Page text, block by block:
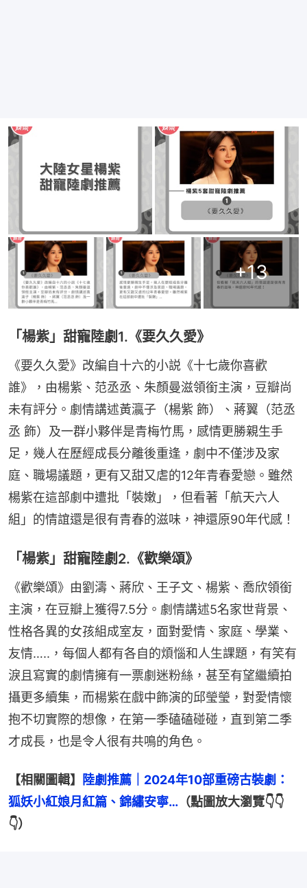
+13
「楊紫」甜寵陸劇1.《要久久愛》
《要久久愛》改編自十六的小説《十七歲你喜歡
誰》，由楊紫、范丞丞、朱顏曼滋領銜主演，豆瓣尚
未有評分。劇情講述黃瀛子（楊紫 飾）、蔣翼（范丞
丞 飾）及一群小夥伴是青梅竹馬，感情更勝親生手
足，幾人在歷經成長分離後重逢，劇中不僅涉及家
庭、職場議題，更有又甜又虐的12年青春愛戀。雖然
楊紫在這部劇中遭批「裝嫩」，但看著「航天六人
組」的情誼還是很有青春的滋味，神還原90年代感！
「楊紫」甜寵陸劇2.《歡樂頌》
《歡樂頌》由劉濤、蔣欣、王子文、楊紫、喬欣領銜
主演，在豆瓣上獲得7.5分。劇情講述5名家世背景、
性格各異的女孩組成室友，面對愛情、家庭、學業、
友情…..，每個人都有各自的煩惱和人生課題，有笑有
淚且寫實的劇情擁有一票劇迷粉絲，甚至有望繼續拍
攝更多續集，而楊紫在戲中飾演的邱瑩瑩，對愛情懷
抱不切實際的想像，在第一季磕磕碰碰，直到第二季
才成長，也是令人很有共鳴的角色。
【相關圖輯】
陸劇推薦｜2024年10部重磅古裝劇：
狐妖小紅娘月紅篇、錦繡安寧… （點圖放大瀏覽👇👇
👇）